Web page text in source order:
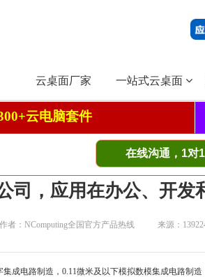
云桌面厂家 一站式云桌面
云电脑套件
在线沟通，1对
司，应用在办公、开
作者：NComputing全国官方产品热线 来源：
成电路制造，0.11微米及以下模拟数模集成电路制